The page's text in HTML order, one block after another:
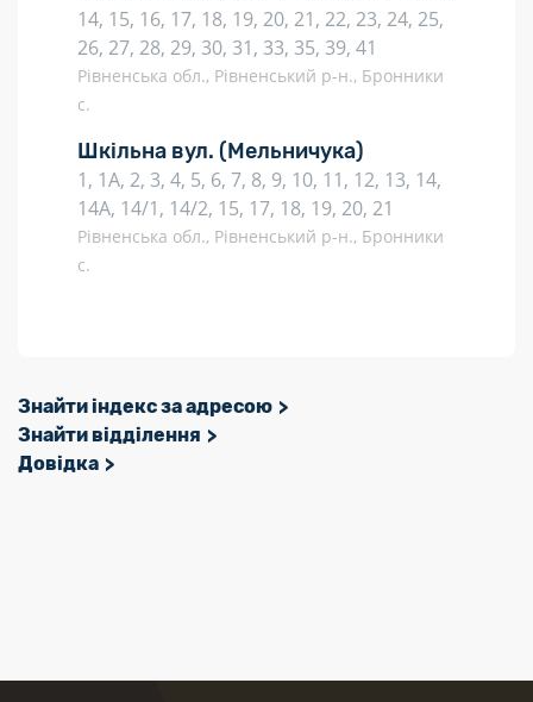
14, 15, 16, 17, 18, 19, 20, 21, 22, 23, 24, 25,
26, 27, 28, 29, 30, 31, 33, 35, 39, 41
Рівненська обл., Рівненський р-н., Бронники
с.
Шкільна вул. (Мельничука)
1, 1А, 2, 3, 4, 5, 6, 7, 8, 9, 10, 11, 12, 13, 14,
14А, 14/1, 14/2, 15, 17, 18, 19, 20, 21
Рівненська обл., Рівненський р-н., Бронники
с.
Знайти індекс за адресою
Знайти відділення
Довідка